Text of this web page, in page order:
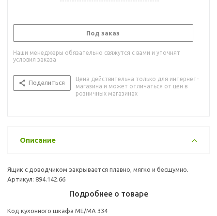
Под заказ
Наши менеджеры обязательно свяжутся с вами и уточнят
условия заказа
Поделиться
Цена действительна только для интернет-
магазина и может отличаться от цен в
розничных магазинах
Описание
Ящик с доводчиком закрывается плавно, мягко и бесшумно.
Артикул: 894.142.66
Подробнее о товаре
Код кухонного шкафа ME/MA 334